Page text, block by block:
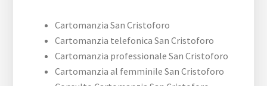
Cartomanzia San Cristoforo
Cartomanzia telefonica San Cristoforo
Cartomanzia professionale San Cristoforo
Cartomanzia al femminile San Cristoforo